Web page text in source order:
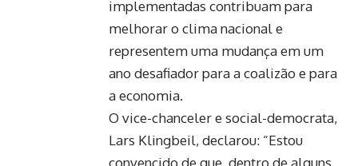
implementadas contribuam para
melhorar o clima nacional e
representem uma mudança em um
ano desafiador para a coalizão e para
a economia.
O vice-chanceler e social-democrata,
Lars Klingbeil, declarou: “Estou
convencido de que, dentro de alguns